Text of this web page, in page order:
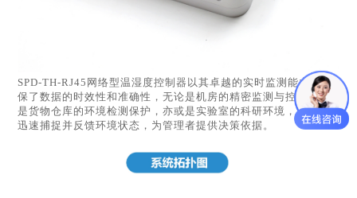
SPD-TH-RJ45网络型温湿度控制器以其卓越的实时监测能力，确
保了数据的时效性和准确性，无论是机房的精密监测与控制，还
是货物仓库的环境检测保护，亦或是实验室的科研环境，它都能
迅速捕捉并反馈环境状态，为管理者提供决策依据。